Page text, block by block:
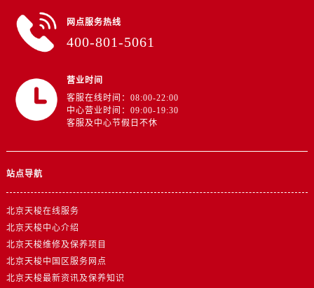
网点服务热线
400-801-5061
营业时间
客服在线时间：08:00-22:00
中心营业时间：09:00-19:30
客服及中心节假日不休
站点导航
北京天梭在线服务
北京天梭中心介绍
北京天梭维修及保养项目
北京天梭中国区服务网点
北京天梭最新资讯及保养知识